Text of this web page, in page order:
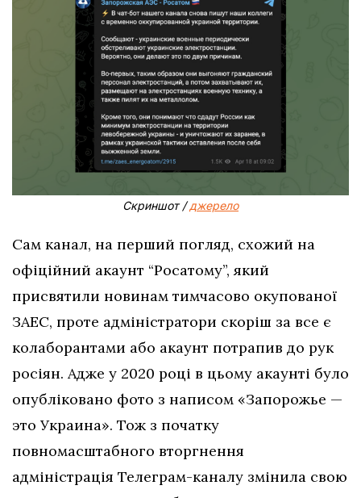
Скриншот /джерело
Сам канал, на перший погляд, схожий на
офіційний акаунт “Росатому”, який
присвятили новинам тимчасово окупованої
ЗАЕС, проте адміністратори скоріш за все є
колаборантами або акаунт потрапив до рук
росіян. Адже у 2020 році в цьому акаунті було
опубліковано фото з написом «Запорожье —
это Украина». Тож з початку
повномасштабного вторгнення
адміністрація Телеграм-каналу змінила свою